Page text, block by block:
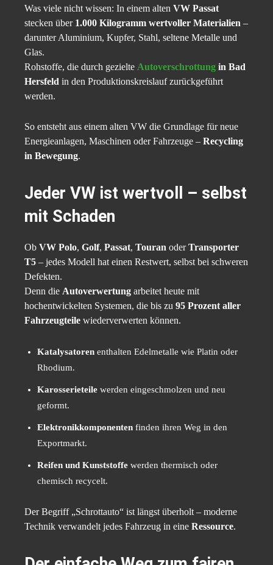
Was viele nicht wissen: In einem alten VW Passat
stecken über 1.000 Kilogramm wertvoller Materialien –
darunter Aluminium, Kupfer, Stahl, seltene Metalle und
Glas.
Rohstoffe, die durch gezielte Autoverschrottung in Bad
Hersfeld in den Produktionskreislauf zurückgeführt
werden.
So entsteht aus einem alten VW die Grundlage für neue
Energieanlagen, Maschinen oder Fahrzeuge – Recycling
in Bewegung.
Jeder VW ist wertvoll – selbst
mit Schaden
Ob VW Polo, Golf, Passat, Touran oderTransporter
T5 – jedes Modell hat einen Restwert, selbst bei schweren
Defekten.
Denn die Autoverwertung arbeitet heute mit
hochentwickelten Systemen, die bis zu 95 Prozent aller
Fahrzeugteile wiederverwerten können.
Katalysatoren enthalten Edelmetalle wie Platin oder
Rhodium.
Karosserieteile werden eingeschmolzen und neu
geformt.
Elektronikkomponenten finden ihren Weg in den
Exportmarkt.
Reifen und Kunststoffe werden thermisch oder
chemisch recycelt.
Der Begriff „Schrottauto“ ist längst überholt – moderne
Technik verwandelt jedes Fahrzeug in eine Ressource.